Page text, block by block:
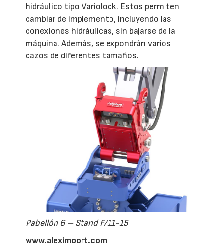
hidráulico tipo Variolock. Estos permiten
cambiar de implemento, incluyendo las
conexiones hidráulicas, sin bajarse de la
máquina. Además, se expondrán varios
cazos de diferentes tamaños.
Pabellón 6 – Stand F/11-15
www.aleximport.com